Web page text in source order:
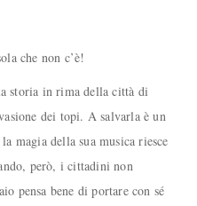
che non c’è!
storia in rima della città di
dei topi. A salvarla è un
magia della sua musica riesce
però, i cittadini non
pensa bene di portare con sé